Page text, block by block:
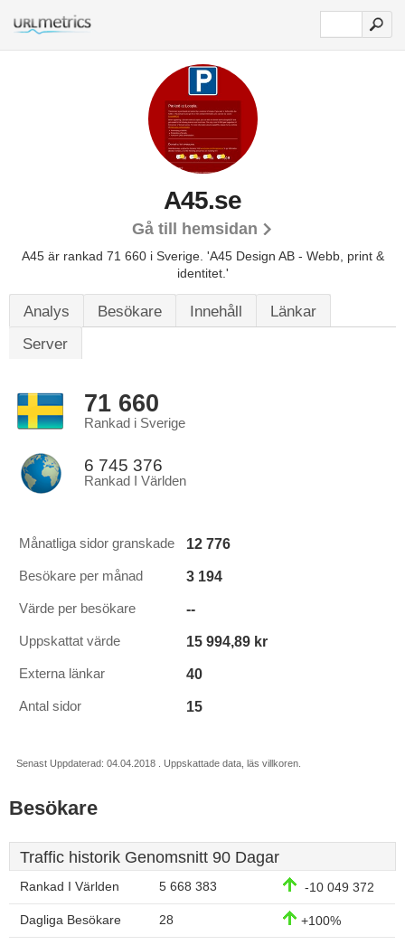
A45.se
Gå till hemsidan
A45 är rankad 71 660 i Sverige. 'A45 Design AB - Webb, print &
identitet.'
Analys Besökare Innehåll
Länkar
Server
71 660
Rankad i Sverige
6 745 376
Rankad I Världen
Månatliga sidor granskade 12 776
Besökare per månad 3 194
Värde per besökare --
Uppskattat värde 15 994,89 kr
Externa länkar 40
Antal sidor 15
Senast Uppdaterad: 04.04.2018 . Uppskattade data, läs villkoren.
Besökare
Traffic historik Genomsnitt 90 Dagar
Rankad I Världen 5 668 383 -10 049 372
Dagliga Besökare 28 +100%